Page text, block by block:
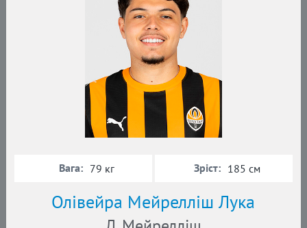
Олівейра Мейрелліш Лука
Вага: 79 кг Зріст: 185 см